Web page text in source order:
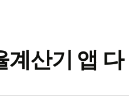
계산기 앱 다